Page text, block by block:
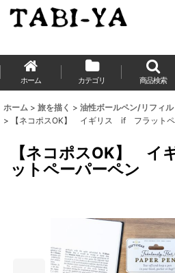
ホーム カテゴリ 商品検索
ホーム > 旅を描く > 油性ボールペン/リフィル
>
【ネコポスOK】 イギリス if フラットペ
【ネコポスOK】
ットペーパーペン